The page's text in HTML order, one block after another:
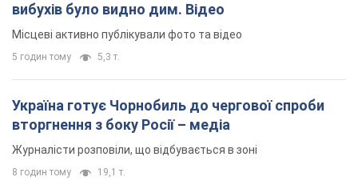
вибухів було видно дим. Відео
Місцеві активно публікували фото та відео
5 годин тому 5,3 т.
Україна готує Чорнобиль до чергової спроби
вторгнення з боку Росії – медіа
Журналісти розповіли, що відбувається в зоні
8 годин тому 19,1 т.